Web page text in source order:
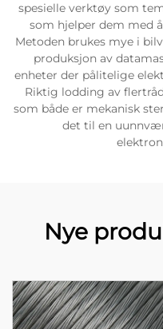
spesielle verktøy som
som hjelper dem med
Metoden brukes mye i
produksjon av
enheter der pålitelige
Riktig lodding av
som både er mekanisk
det til en
Nye